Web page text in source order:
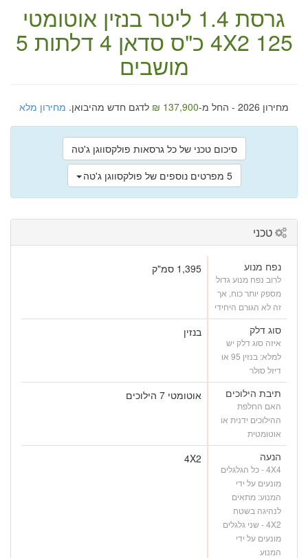
גרסת 1.4 ליטר בנזין אוטומטי
4X2 125 כ"ס סדאן 5
מושבים
מחירון 2026 - החל מ- 137,900 ₪ לדגם חדש מהיבואן. מחירון מלא
סיכום טכני של כל גרסאות פולקסווגן ג'טה
5 מפרטים נוספים של פולקסווגן ג'טה
טכני
נפח מנוע
לרוב נפח מנוע גדול
מספק יותר כוח, אך
זה לא הגורם היחידי
1,395 סמ"ק
סוג דלק
איזה סוג דלק יש
למלא: בנזין 95 או
דיזל סולר
בנזין
תיבת הילוכים
האם החלפת
ההילוכים ידנית או
אוטומטית
אוטומטי 7 הילוכים
הנעה
4X4 - כל הגלגלים
מונעים על ידי
המנוע: מתאים
לנהיגה בשטח
4X2 - שני גלגלים
מונעים על ידי
המנוע
4X2